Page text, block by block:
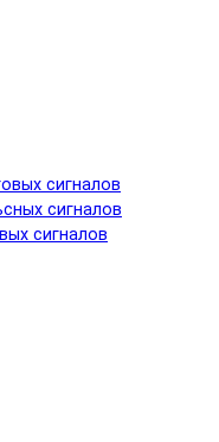
сигналов
сигналов
сигналов